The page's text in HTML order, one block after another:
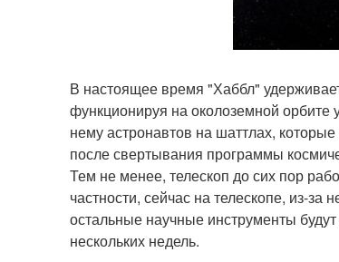
В настоящее время "Хаббл"
функционируя на околоземной орбите
нему астронавтов на шаттлах,
после свертывания программы
Тем не менее, телескоп до сих пор
частности, сейчас на телескопе, из-
остальные научные инструменты
нескольких недель.